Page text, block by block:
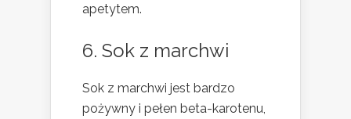
apetytem.
6. Sok z marchwi
Sok z marchwi jest bardzo
pożywny i pełen beta-karotenu,